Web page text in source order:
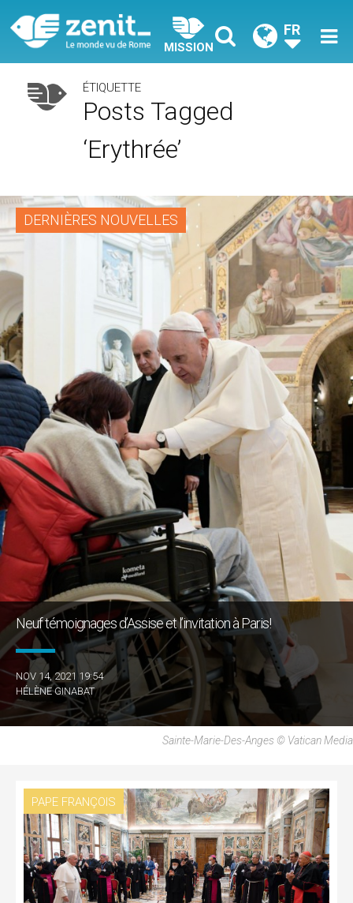
MISSION
FR
ÉTIQUETTE
Posts Tagged
‘Erythrée’
DERNIÈRES NOUVELLES
Neuf témoignages d’Assise et l’invitation à Paris!
NOV 14, 2021 19:54
HÉLÈNE GINABAT
Sainte-Marie-Des-Anges © Vatican Media
PAPE FRANÇOIS